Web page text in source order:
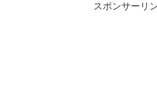
スポンサーリ